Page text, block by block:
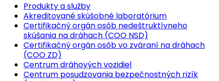
Produkty a služby
Akreditované skúšobné laboratórium
Certifikačný orgán osôb nedeštruktívneho
skúšania na dráhach (COO NSD)
Certifikačný orgán osôb vo zváraní na dráhach
(COO ZD)
Centrum dráhových vozidiel
Centrum posudzovania bezpečnostných rizík